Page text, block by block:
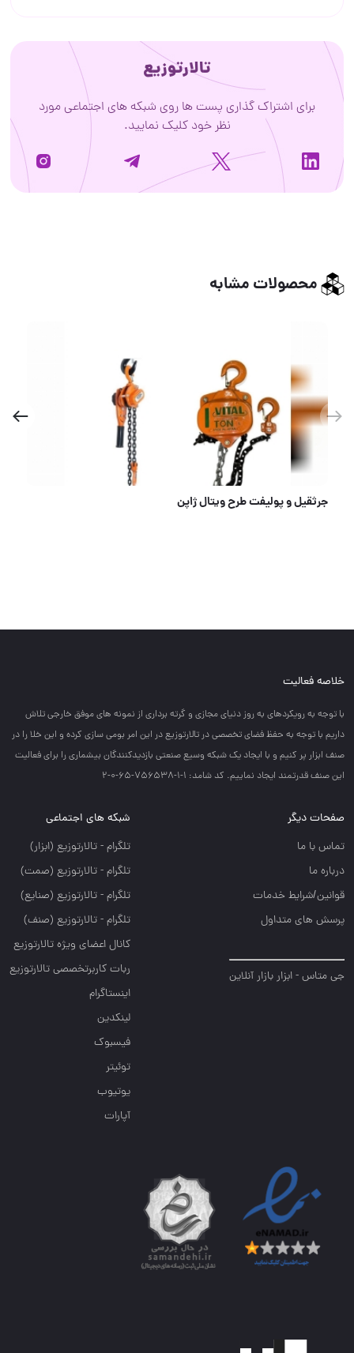
تالارتوزیع
برای اشتراک گذاری پست ها روی شبکه های اجتماعی مورد
نظر خود کلیک نمایید.
محصولات مشابه
جرثقيل و پوليفت طرح ويتال ژاپن
خلاصه فعالیت
با توجه به رويكردهاي به روز دنياي مجازي و گرته برداري از نمونه هاي موفق خارجي تلاش
داريم با توجه به حفظ فضاي تخصصي در تالارتوزيع در اين امر بومي سازي كرده و اين خلا را در
صنف ابزار پر كنيم و با ايجاد يك شبكه وسيع صنعتي بازديدكنندگان بيشماري را براي فعاليت
اين صنف قدرتمند ايجاد نماييم. کد شامد: 1-1-756538-65-0-2
صفحات دیگر
تماس با ما
درباره ما
قوانین/شرایط خدمات
پرسش های متداول
جی متاس - ابزار بازار آنلاین
شبکه های اجتماعی
تلگرام - تالارتوزيع (ابزار)
تلگرام - تالارتوزيع (صمت)
تلگرام - تالارتوزيع (صنايع)
تلگرام - تالارتوزیع (صنف)
کانال اعضای ویژه تالارتوزیع
ربات کاربرتخصصی تالارتوزیع
اینستاگرام
لینکدین
فیسبوک
توئیتر
یوتیوب
آپارات